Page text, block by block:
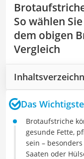
So wählen
dem obigen
Vergleich
Das
Brotaufstriche
gesunde Fette,
sein –
Saaten oder